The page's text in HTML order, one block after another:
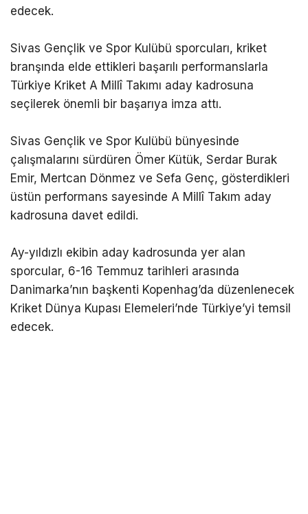
edecek.
Sivas Gençlik ve Spor Kulübü sporcuları, kriket
branşında elde ettikleri başarılı performanslarla
Türkiye Kriket A Millî Takımı aday kadrosuna
seçilerek önemli bir başarıya imza attı.
Sivas Gençlik ve Spor Kulübü bünyesinde
çalışmalarını sürdüren Ömer Kütük, Serdar Burak
Emir, Mertcan Dönmez ve Sefa Genç, gösterdikleri
üstün performans sayesinde A Millî Takım aday
kadrosuna davet edildi.
Ay-yıldızlı ekibin aday kadrosunda yer alan
sporcular, 6-16 Temmuz tarihleri arasında
Danimarka’nın başkenti Kopenhag’da düzenlenecek
Kriket Dünya Kupası Elemeleri’nde Türkiye’yi temsil
edecek.